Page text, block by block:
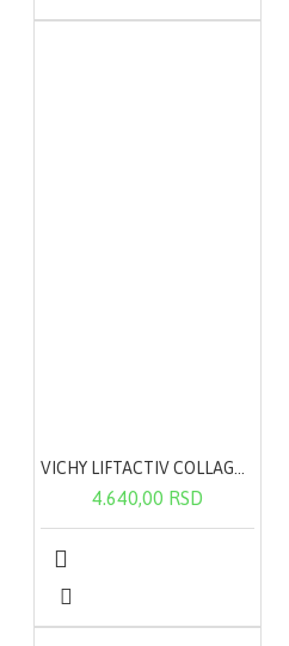
4.640,00 RSD